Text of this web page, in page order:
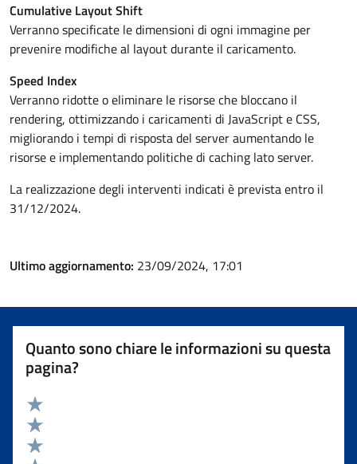
Cumulative Layout Shift
Verranno specificate le dimensioni di ogni immagine per
prevenire modifiche al layout durante il caricamento.
Speed Index
Verranno ridotte o eliminare le risorse che bloccano il
rendering, ottimizzando i caricamenti di JavaScript e CSS,
migliorando i tempi di risposta del server aumentando le
risorse e implementando politiche di caching lato server.
La realizzazione degli interventi indicati è prevista entro il
31/12/2024.
Ultimo aggiornamento: 23/09/2024, 17:01
Quanto sono chiare le informazioni su questa
pagina?
Valuta 5 stelle su 5
Valuta 4 stelle su 5